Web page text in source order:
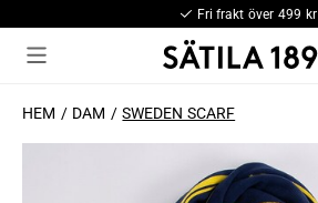
Fri frakt över 499 kr
HEM DAM SWEDEN SCARF